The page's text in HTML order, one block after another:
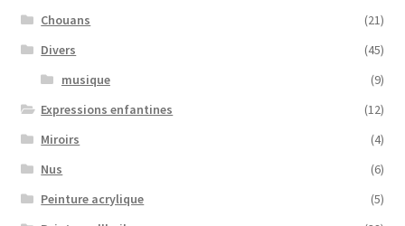
Chouans
(21)
Divers
(45)
musique
(9)
Expressions enfantines
(12)
Miroirs
(4)
Nus
(6)
Peinture acrylique
(5)